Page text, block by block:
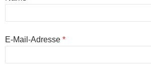
E-Mail-Adresse *